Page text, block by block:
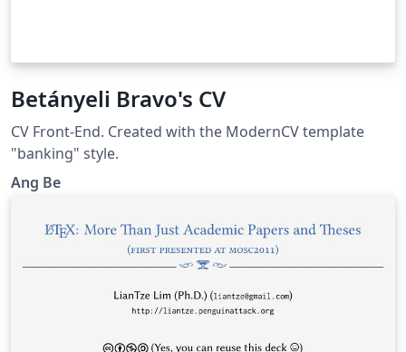
Betányeli Bravo's CV
CV Front-End. Created with the ModernCV template
"banking" style.
Ang Be